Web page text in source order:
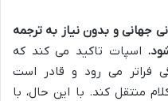
جهانی و بدون نیاز به ترجمه
اسپات تاکید می کند که
فراتر می رود و قادر است
منتقل کند. با این حال، با